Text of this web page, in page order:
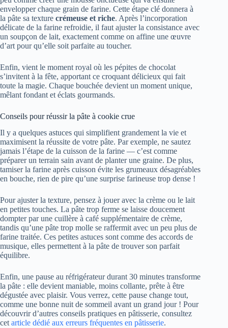
envelopper chaque grain de farine. Cette étape clé donnera à
la pâte sa texture crémeuse et riche. Après l’incorporation
délicate de la farine refroidie, il faut ajuster la consistance avec
un soupçon de lait, exactement comme on affine une œuvre
d’art pour qu’elle soit parfaite au toucher.
Enfin, vient le moment royal où les pépites de chocolat
s’invitent à la fête, apportant ce croquant délicieux qui fait
toute la magie. Chaque bouchée devient un moment unique,
mêlant fondant et éclats gourmands.
Conseils pour réussir la pâte à cookie crue
Il y a quelques astuces qui simplifient grandement la vie et
maximisent la réussite de votre pâte. Par exemple, ne sautez
jamais l’étape de la cuisson de la farine — c’est comme
préparer un terrain sain avant de planter une graine. De plus,
tamiser la farine après cuisson évite les grumeaux désagréables
en bouche, rien de pire qu’une surprise farineuse trop dense !
Pour ajuster la texture, pensez à jouer avec la crème ou le lait
en petites touches. La pâte trop ferme se laisse doucement
dompter par une cuillère à café supplémentaire de crème,
tandis qu’une pâte trop molle se raffermit avec un peu plus de
farine traitée. Ces petites astuces sont comme des accords de
musique, elles permettent à la pâte de trouver son parfait
équilibre.
Enfin, une pause au réfrigérateur durant 30 minutes transforme
la pâte : elle devient maniable, moins collante, prête à être
dégustée avec plaisir. Vous verrez, cette pause change tout,
comme une bonne nuit de sommeil avant un grand jour ! Pour
découvrir d’autres conseils pratiques en pâtisserie, consultez
cetarticle dédié aux erreurs fréquentes en pâtisserie.